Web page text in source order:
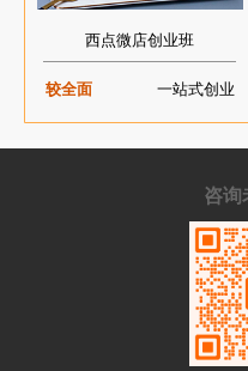
西点微店创业班
较全面 一站式创业
咨询